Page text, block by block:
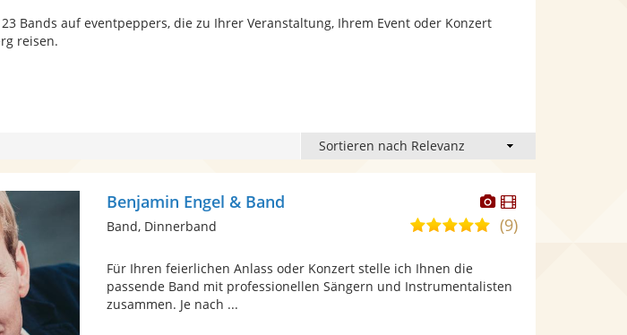
Bands auf eventpeppers, die zu Ihrer Veranstaltung, Ihrem Event oder Konzert
reisen.
Dieser
Künstler
stellt
Dieser
Künstler
Benjamin Engel & Band
5,0
Sternen
(9)
Band, Dinnerband
Für Ihren feierlichen Anlass oder Konzert stelle ich Ihnen die
passende Band mit professionellen Sängern und Instrumentalisten
zusammen. Je nach ...